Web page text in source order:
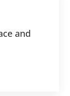
and